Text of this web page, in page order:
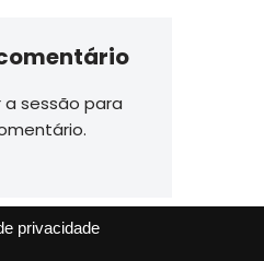
a sessão para
privacidade